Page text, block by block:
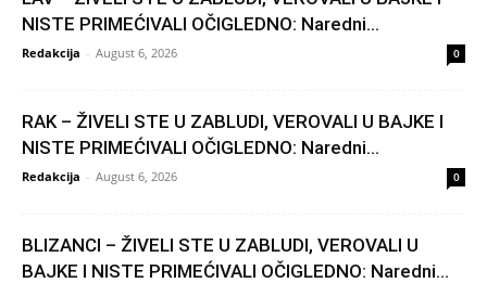
NISTE PRIMEĆIVALI OČIGLEDNO: Naredni...
Redakcija - August 6, 2026 0
RAK – ŽIVELI STE U ZABLUDI, VEROVALI U BAJKE I
NISTE PRIMEĆIVALI OČIGLEDNO: Naredni...
Redakcija - August 6, 2026 0
BLIZANCI – ŽIVELI STE U ZABLUDI, VEROVALI U
BAJKE I NISTE PRIMEĆIVALI OČIGLEDNO: Naredni...